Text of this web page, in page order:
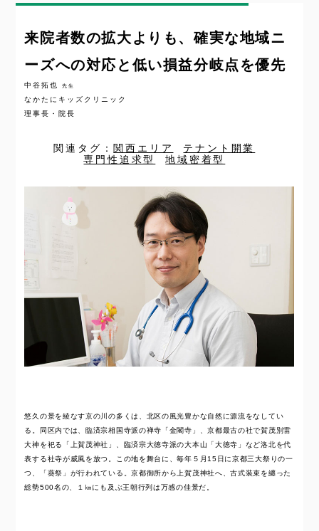
来院者数の拡大よりも、確実な地域ニ
ーズへの対応と低い損益分岐点を優先
中谷拓也先生
なかたにキッズクリニック
理事長・院長
関連タグ： 関西エリア
テナント開業
専門性追求型
地域密着型
悠久の景を綾なす京の川の多くは、北区の風光豊かな自然に源流をなしてい
る。同区内では、臨済宗相国寺派の禅寺「金閣寺」、京都最古の社で賀茂別雷
大神を祀る「上賀茂神社」、臨済宗大徳寺派の大本山「大徳寺」など洛北を代
表する社寺が威風を放つ。この地を舞台に、毎年５月15日に京都三大祭りの一
つ、「葵祭」が行われている。京都御所から上賀茂神社へ、古式装束を纏った
総勢500名の、１㎞にも及ぶ王朝行列は万感の佳景だ。